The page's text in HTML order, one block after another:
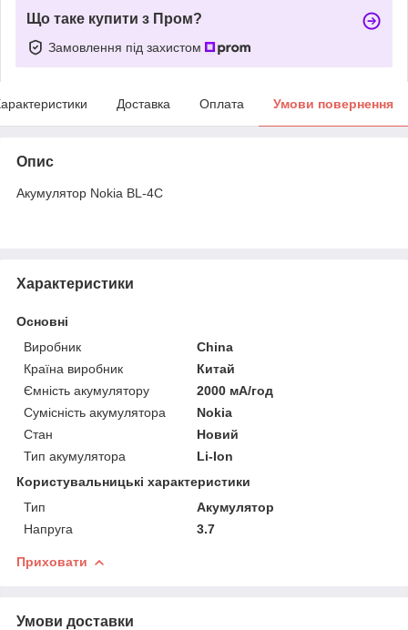
Що таке купити з Пром?
Замовлення під захистом
Доставка Оплата Умови повернення
Опис
Акумулятор Nokia BL-4C
Характеристики
Основні
Виробник
China
Країна виробник
Китай
Ємність акумулятору
2000 мА/год
Сумісність акумулятора
Nokia
Стан
Новий
Тип акумулятора
Li-Ion
Користувальницькі характеристики
Тип
Акумулятор
Напруга
3.7
Приховати
Умови доставки